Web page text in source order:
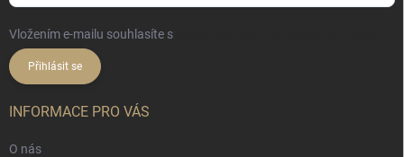
Vložením e-mailu souhlasíte s
Přihlásit se
INFORMACE PRO VÁS
O nás